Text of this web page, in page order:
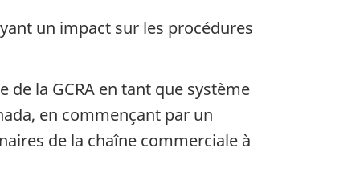
un impact sur les procédures
la GCRA en tant que système
en commençant par un
de la chaîne commerciale à